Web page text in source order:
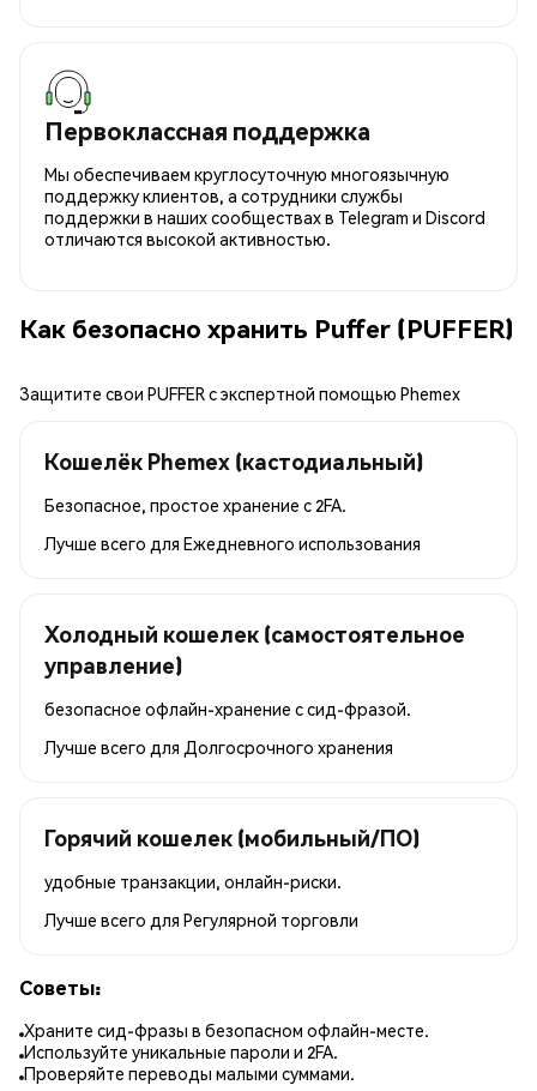
Первоклассная поддержка
Мы обеспечиваем круглосуточную многоязычную
поддержку клиентов, а сотрудники службы
поддержки в наших сообществах в Telegram и Discord
отличаются высокой активностью.
Как безопасно хранить Puffer (PUFFER)
Защитите свои PUFFER с экспертной помощью Phemex
Кошелёк Phemex (кастодиальный)
Безопасное, простое хранение с 2FA.
Лучше всего для Ежедневного использования
Холодный кошелек (самостоятельное
управление)
безопасное офлайн-хранение с сид-фразой.
Лучше всего для Долгосрочного хранения
Горячий кошелек (мобильный/ПО)
удобные транзакции, онлайн-риски.
Лучше всего для Регулярной торговли
Советы:
Храните сид-фразы в безопасном офлайн-месте.
Используйте уникальные пароли и 2FA.
Проверяйте переводы малыми суммами.